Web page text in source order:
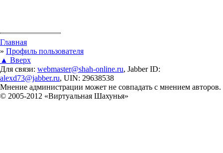
Вы здесь
Главная
» Профиль пользователя
▲ Вверх
Для связи: webmaster@shah-online.ru, Jabber ID:
alexd73@jabber.ru, UIN: 29638538
Мнение администрации может не совпадать с мнением авторов.
© 2005-2012 «Виртуальная Шахунья»